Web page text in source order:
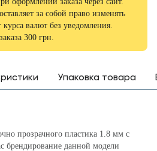
за собой право изменять
валют без уведомления.
300 грн.
Упаковка товара
прозрачного пластика 1.8 мм с
брендирование данной модели